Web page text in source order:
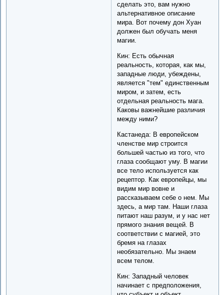
сделать это, вам нужно
альтернативное описание
мира. Вот почему дон Хуан
должен был обучать меня
магии.
Кин: Есть обычная
реальность, которая, как мы,
западные люди, убеждены,
является "тем" единственным
миром, и затем, есть
отдельная реальность мага.
Каковы важнейшие различия
между ними?
Кастанеда: В европейском
членстве мир строится
большей частью из того, что
глаза сообщают уму. В магии
все тело используется как
рецептор. Как европейцы, мы
видим мир вовне и
рассказываем себе о нем. Мы
здесь, а мир там. Наши глаза
питают наш разум, и у нас нет
прямого знания вещей. В
соответствии с магией, это
бремя на глазах
необязательно. Мы знаем
всем телом.
Кин: Западный человек
начинает с предположения,